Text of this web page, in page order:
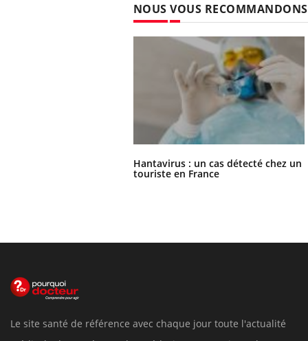
NOUS VOUS RECOMMANDONS
Hantavirus : un cas détecté chez un
touriste en France
Le site santé de référence avec chaque jour toute l'actualité